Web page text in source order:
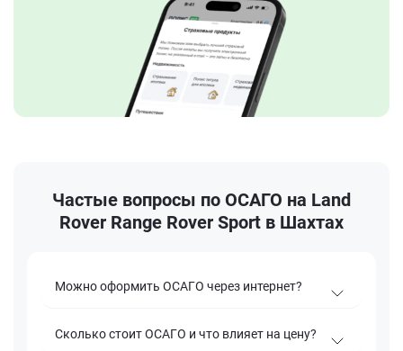
Частые вопросы по ОСАГО на Land
Rover Range Rover Sport в Шахтах
Можно оформить ОСАГО через интернет?
Сколько стоит ОСАГО и что влияет на цену?